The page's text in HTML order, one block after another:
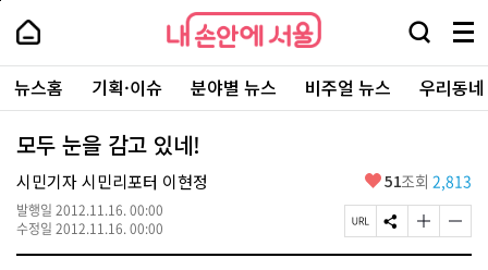
본
로
가
내
손
안
에
서
울
-
서
울
시
대
표
소
내
손
에
울
검
창
열
기
메
뉴
전
체
보
주
요
서
뉴스홈 기획·이슈 분야별 뉴스 비주얼 뉴스 우리동
모두 눈을 감고 있네!
시민기자 시민리포터 이현정
발행일 2012.11.16. 00:00
수정일 2012.11.16. 00:00
좋
요
51조회 2,813
페
이
S
N
글
자
글
자
페
상
단
로